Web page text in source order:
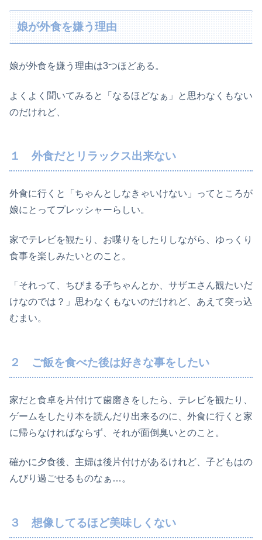
娘が外食を嫌う理由
娘が外食を嫌う理由は3つほどある。
よくよく聞いてみると「なるほどなぁ」と思わなくもない
のだけれど、
１ 外食だとリラックス出来ない
外食に行くと「ちゃんとしなきゃいけない」ってところが
娘にとってプレッシャーらしい。
家でテレビを観たり、お喋りをしたりしながら、ゆっくり
食事を楽しみたいとのこと。
「それって、ちびまる子ちゃんとか、サザエさん観たいだ
けなのでは？」思わなくもないのだけれど、あえて突っ込
むまい。
２ ご飯を食べた後は好きな事をしたい
家だと食卓を片付けて歯磨きをしたら、テレビを観たり、
ゲームをしたり本を読んだり出来るのに、外食に行くと家
に帰らなければならず、それが面倒臭いとのこと。
確かに夕食後、主婦は後片付けがあるけれど、子どもはの
んびり過ごせるものなぁ…。
３ 想像してるほど美味しくない